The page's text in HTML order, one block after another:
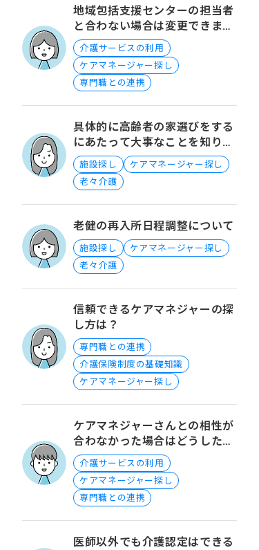
地域包括支援センターの担当者
と合わない場合は変更できます
か？
介護サービスの利用
ケアマネージャー探し
専門職との連携
具体的に高齢者の家選びをする
にあたって大事なことを知りた
いです。
施設探し
ケアマネージャー探し
老々介護
老健の再入所日程調整について
施設探し
ケアマネージャー探し
老々介護
信頼できるケアマネジャーの探
し方は？
専門職との連携
介護保険制度の基礎知識
ケアマネージャー探し
ケアマネジャーさんとの相性が
合わなかった場合はどうしたら
よいでしょうか？
介護サービスの利用
ケアマネージャー探し
専門職との連携
医師以外でも介護認定はできる